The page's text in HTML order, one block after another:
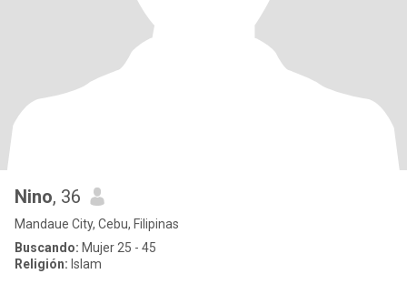
Nino, 36
Mandaue City, Cebu, Filipinas
Buscando: Mujer 25 - 45
Religión: Islam